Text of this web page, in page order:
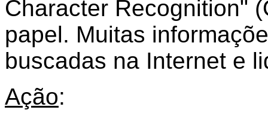
Character Recognition"
papel. Muitas
buscadas na Internet e
Ação: